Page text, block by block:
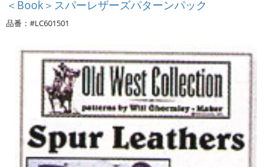
ト・
ド
ッ
ピ
＜Book＞スパーレザーズパターンパック
品番：#LC601501